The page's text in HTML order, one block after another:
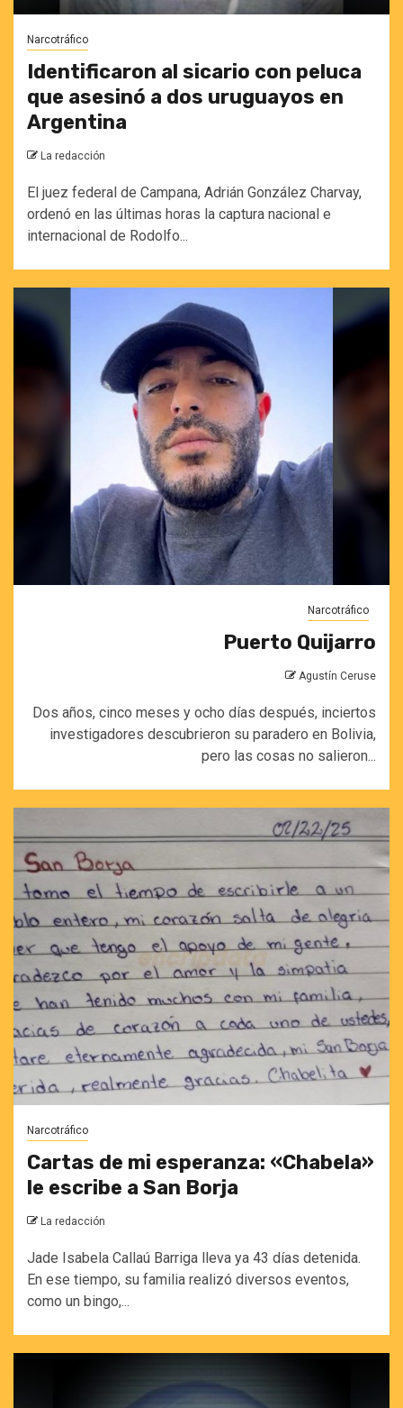
Narcotráfico
Identificaron al sicario con peluca
que asesinó a dos uruguayos en
Argentina
La redacción
El juez federal de Campana, Adrián González Charvay,
ordenó en las últimas horas la captura nacional e
internacional de Rodolfo...
Narcotráfico
Puerto Quijarro
Agustín Ceruse
Dos años, cinco meses y ocho días después, inciertos
investigadores descubrieron su paradero en Bolivia,
pero las cosas no salieron...
Narcotráfico
Cartas de mi esperanza: «Chabela»
le escribe a San Borja
La redacción
Jade Isabela Callaú Barriga lleva ya 43 días detenida.
En ese tiempo, su familia realizó diversos eventos,
como un bingo,...